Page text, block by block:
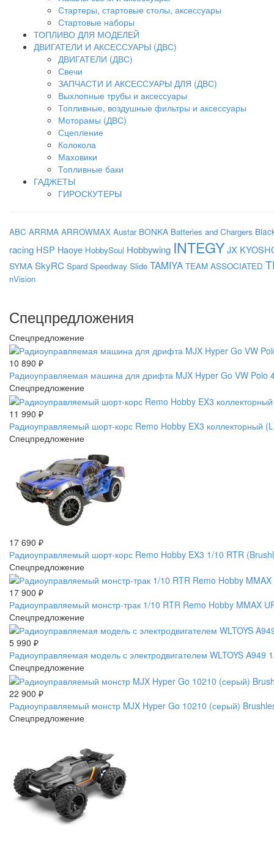
Стартеры, стартовые столы, аксессуары
Стартовые наборы
ТОПЛИВО ДЛЯ МОДЕЛЕЙ
ДВИГАТЕЛИ И АКСЕССУАРЫ (ДВС)
ДВИГАТЕЛИ (ДВС)
Свечи
ЗАПЧАСТИ И АКСЕССУАРЫ ДЛЯ (ДВС)
Выхлопные трубы и аксессуары
Топливные, воздушные фильтры и аксессуары
Моторамы (ДВС)
Сцепление
Колокола
Маховики
Топливные баки
ГАДЖЕТЫ
ГИРОСКУТЕРЫ
ABC ARRMA ARROWMAX Austar BONKA Batteries and Chargers
racing HSP Haoye HobbySoul Hobbywing INTEGYJX
SYMA SkyRC Spard Speedway Slide TAMIYA TEAM ASSOCIATED
nVision
Спецпредложения
Спецпредложение
10 890 ₽
Радиоуправляемая машина для дрифта MJX Hyper Go VW Polo
Спецпредложение
11 990 ₽
Радиоуправляемый шорт-корс Remo Hobby EX3 коллекторный
Спецпредложение
17 690 ₽
Радиоуправляемый шорт-корс Remo Hobby EX3 1/10 RTR
Спецпредложение
17 900 ₽
Радиоуправляемый монстр-трак 1/10 RTR Remo Hobby MMAX
Спецпредложение
5 990 ₽
Радиоуправляемая модель с электродвигателем WLTOYS A949
Спецпредложение
22 900 ₽
Радиоуправляемый монстр MJX Hyper Go 10210 (серый)
Спецпредложение